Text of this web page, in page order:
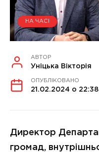
НА ЧАСІ
АВТОР
Уніцька Вікторія
ОПУБЛІКОВАНО
21.02.2024 о 22:38
Директор
громад,